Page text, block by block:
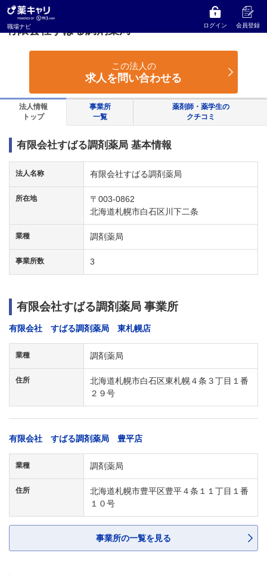
職場ナビ ログイン 会員登録
薬キャリ 職場ナビ 有限会社すばる調剤薬局
有限会社すばる調剤薬局
この法人の
求人を問い合わせる
法人情報
トップ
事業所
一覧
薬剤師・薬学生の
クチコミ
有限会社すばる調剤薬局 基本情報
法人名称 有限会社すばる調剤薬局
所在地
〒003-0862
北海道札幌市白石区川下二条
業種 調剤薬局
事業所数 3
有限会社すばる調剤薬局 事業所
有限会社 すばる調剤薬局 東札幌店
業種 調剤薬局
住所
北海道札幌市白石区東札幌４条３丁目１番
２９号
有限会社 すばる調剤薬局 豊平店
業種 調剤薬局
住所
北海道札幌市豊平区豊平４条１１丁目１番
１０号
事業所の一覧を見る